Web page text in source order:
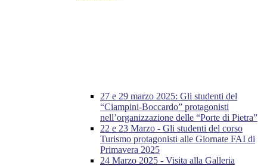
27 e 29 marzo 2025: Gli studenti del
“Ciampini-Boccardo” protagonisti
nell’organizzazione delle “Porte di Pietra”
22 e 23 Marzo - Gli studenti del corso
Turismo protagonisti alle Giornate FAI di
Primavera 2025
24 Marzo 2025 - Visita alla Galleria